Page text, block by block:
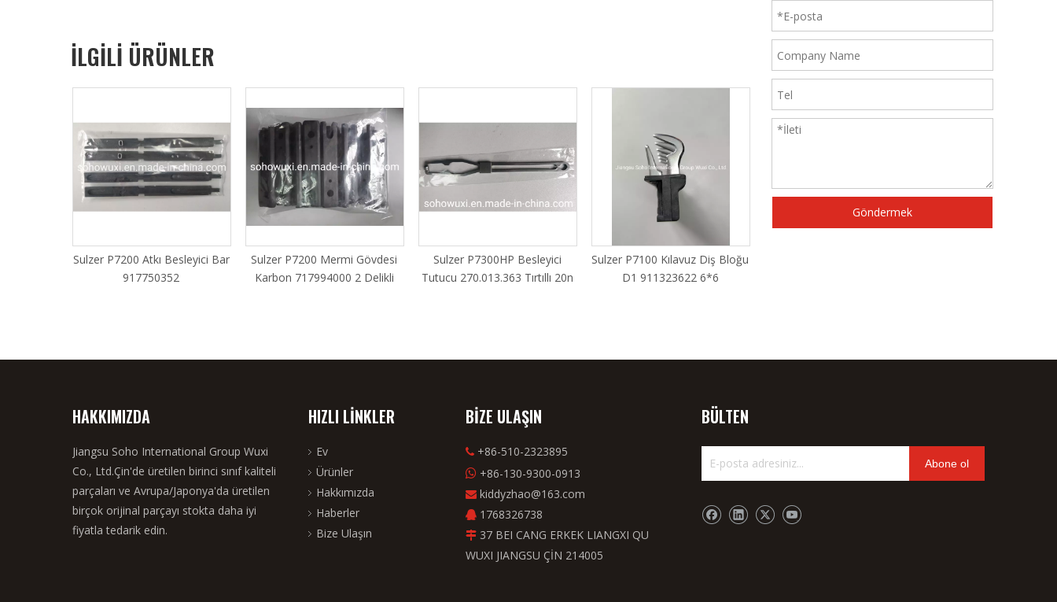
İLGİLİ ÜRÜNLER
Sulzer P7200 Atkı Besleyici Bar
917750352
Sulzer P7200 Mermi Gövdesi
Karbon 717994000 2 Delikli
Sulzer P7300HP Besleyici
Tutucu 270.013.363 Tırtıllı 20n
Sulzer P7100 Kılavuz Diş Bloğu
D1 911323622 6*6
Göndermek
HAKKIMIZDA
Jiangsu Soho International Group Wuxi
Co., Ltd.Çin'de üretilen birinci sınıf kaliteli
parçaları ve Avrupa/Japonya'da üretilen
birçok orijinal parçayı stokta daha iyi
fiyatla tedarik edin.
HIZLI LİNKLER
Ev
Ürünler
Hakkımızda
Haberler
Bize Ulaşın
BİZE ULAŞIN
 +86-510-2323895
 +86-130-9300-0913
 kiddyzhao@163.com
 1768326738
 37 BEI CANG ERKEK LIANGXI QU
WUXI JIANGSU ÇİN 214005
BÜLTEN
Abone ol